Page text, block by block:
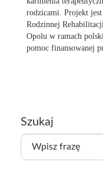
rodzicami. Projekt
Rodzinnej
Opolu w ramach
pomoc finansowanej
Szukaj
W